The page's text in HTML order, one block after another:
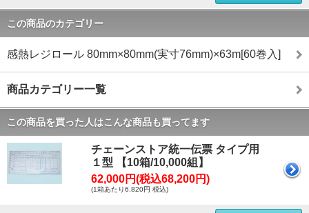
この商品のカテゴリー
感熱レジロール 80mm×80mm(実寸76mm)×63m[60巻入]
商品カテゴリー一覧
この商品を買った人はこんな商品も買ってます
チェーンストア統一伝票 タイプ用
１型 【10箱/10,000組】
62,000円(税込68,200円)
(1箱あたり6,820円 税込)